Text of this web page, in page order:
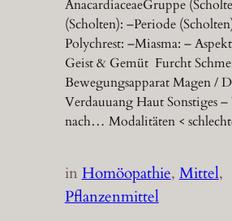
AnacardiaceaeGruppe
(Scholten): –Periode
Polychrest: –Miasma: –
Geist & Gemüt Furcht
Bewegungsapparat Magen /
Verdauuang Haut Sonstiges
nach… Modalitäten <
inHomöopathie, Mittel
Pflanzenmittel